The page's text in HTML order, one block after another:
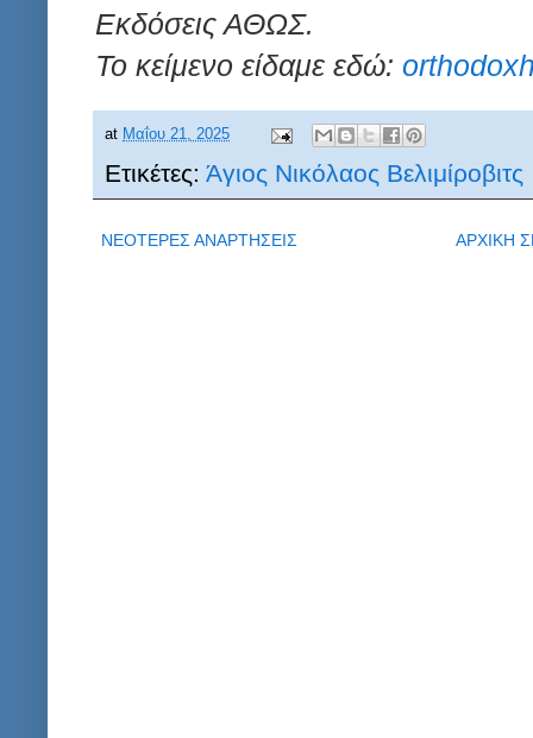
Εκδόσεις ΑΘΩΣ.
Το κείμενο είδαμε εδώ:
at Μαΐου 21, 2025
Ετικέτες: Άγιος Νικόλαος Βελιμίροβιτς
ΝΕΟΤΕΡΕΣ ΑΝΑΡΤΗΣΕΙΣ ΑΡΧΙΚΗ